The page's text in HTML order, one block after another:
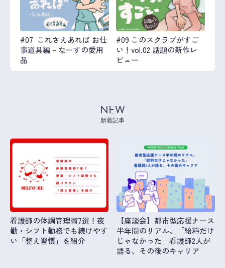
#07 これさえあれば お仕
事道具編 – なーすの愛用
品
#09 このスクラブがすご
い！vol.02 話題の新作レ
ビュー
NEW
新着記事
看護師の体調管理術7選！夜
勤・シフト勤務でも続けやす
い「整え習慣」を紹介
【座談会】都市型応援ナース
半年間のリアル。「給料だけ
じゃなかった」看護師2人が
語る、その後のキャリア